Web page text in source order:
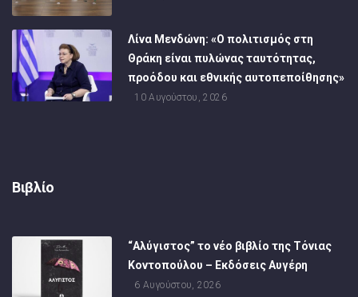
Λίνα Μενδώνη: «Ο πολιτισμός στη
Θράκη είναι πυλώνας ταυτότητας,
προόδου και εθνικής αυτοπεποίθησης»
10 Αυγούστου, 2026
Βιβλίο
“Αλύγιστος” το νέο βιβλίο της Τόνιας
Κοντοπούλου – Εκδόσεις Αυγέρη
6 Αυγούστου, 2026